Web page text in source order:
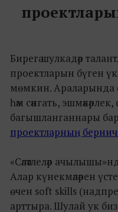
Бирегә шулкадәр
проектларын бүген
мөмкин. Араларында
һәм сәнгать,
багышланганнары
проектларның
«Сәләтлеләр
Алар күнекмәләрен
өчен soft skills
арттыра. Шулай ук